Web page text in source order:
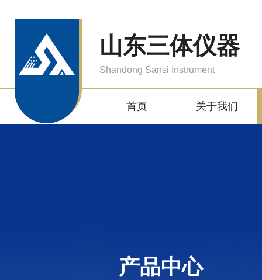
山东三体仪器
Shandong Sansi Instrument
首页 关于我们
产品中心